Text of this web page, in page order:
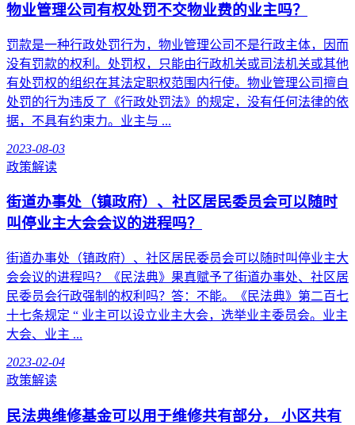
物业管理公司有权处罚不交物业费的业主吗？
罚款是一种行政处罚行为，物业管理公司不是行政主体，因而
没有罚款的权利。处罚权，只能由行政机关或司法机关或其他
有处罚权的组织在其法定职权范围内行使。物业管理公司擅自
处罚的行为违反了《行政处罚法》的规定，没有任何法律的依
据，不具有约束力。业主与 ...
2023-08-03
政策解读
街道办事处（镇政府）、社区居民委员会可以随时
叫停业主大会会议的进程吗？
街道办事处（镇政府）、社区居民委员会可以随时叫停业主大
会会议的进程吗？《民法典》果真赋予了街道办事处、社区居
民委员会行政强制的权利吗？答：不能。《民法典》第二百七
十七条规定 “ 业主可以设立业主大会，选举业主委员会。业主
大会、业主 ...
2023-02-04
政策解读
民法典维修基金可以用于维修共有部分， 小区共有